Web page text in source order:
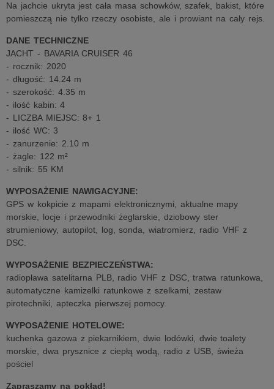
Na jachcie ukryta jest cała masa schowków, szafek, bakist, które
pomieszczą nie tylko rzeczy osobiste, ale i prowiant na cały rejs.
DANE TECHNICZNE
JACHT - BAVARIA CRUISER 46
- rocznik: 2020
- długość: 14.24 m
- szerokość: 4.35 m
- ilość kabin: 4
- LICZBA MIEJSC: 8+ 1
- ilość WC: 3
- zanurzenie: 2.10 m
- żagle: 122 m²
- silnik: 55 KM
WYPOSAŻENIE NAWIGACYJNE:
GPS w kokpicie z mapami elektronicznymi, aktualne mapy
morskie, locje i przewodniki żeglarskie, dziobowy ster
strumieniowy, autopilot, log, sonda, wiatromierz, radio VHF z
DSC.
WYPOSAŻENIE BEZPIECZEŃSTWA:
radiopława satelitarna PLB, radio VHF z DSC, tratwa ratunkowa,
automatyczne kamizelki ratunkowe z szelkami, zestaw
pirotechniki, apteczka pierwszej pomocy.
WYPOSAŻENIE HOTELOWE:
kuchenka gazowa z piekarnikiem, dwie lodówki, dwie toalety
morskie, dwa prysznice z ciepłą wodą, radio z USB, świeża
pościel
Zapraszamy na pokład!